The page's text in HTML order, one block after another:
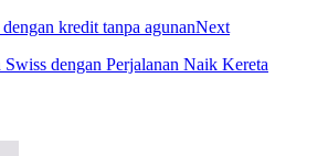
Next
dengan Perjalanan Naik Kereta